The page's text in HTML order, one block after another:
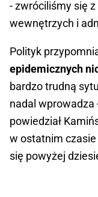
- zwróciliśmy się
wewnętrzych i
Polityk
epidemicznych
bardzo trudną
nadal wprowadza
powiedział
w ostatnim
się powyżej